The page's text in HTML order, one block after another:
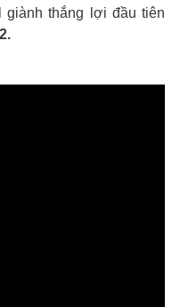
giành thắng lợi đầu tiên